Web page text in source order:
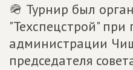
🪖 Турнир был
"Техспецстрой"
администрации
председателя